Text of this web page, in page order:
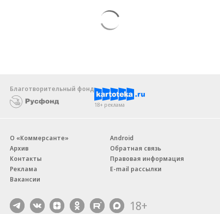
Благотворительный фонд
18+ реклама
О «Коммерсанте»
Архив
Контакты
Реклама
Вакансии
Android
Обратная связь
Правовая информация
E-mail рассылки
18+